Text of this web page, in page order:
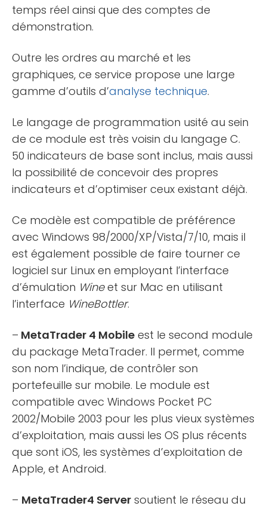
temps réel ainsi que des comptes de
démonstration.
Outre les ordres au marché et les
graphiques, ce service propose une large
gamme d’outils d’analyse technique.
Le langage de programmation usité au sein
de ce module est très voisin du langage C.
50 indicateurs de base sont inclus, mais aussi
la possibilité de concevoir des propres
indicateurs et d’optimiser ceux existant déjà.
Ce modèle est compatible de préférence
avec Windows 98/2000/XP/Vista/7/10, mais il
est également possible de faire tourner ce
logiciel sur Linux en employant l’interface
d’émulation Wineet sur Mac en utilisant
l’interface WineBottler.
– MetaTrader 4 Mobile est le second module
du package MetaTrader. Il permet, comme
son nom l’indique, de contrôler son
portefeuille sur mobile. Le module est
compatible avec Windows Pocket PC
2002/Mobile 2003 pour les plus vieux systèmes
d’exploitation, mais aussi les OS plus récents
que sont iOS, les systèmes d’exploitation de
Apple, et Android.
– MetaTrader4 Server soutient le réseau du